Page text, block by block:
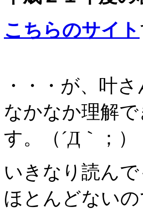
こちらのサイト
・・・が、叶
なかなか理解
す。（´Д｀；）
いきなり読ん
ほとんどない